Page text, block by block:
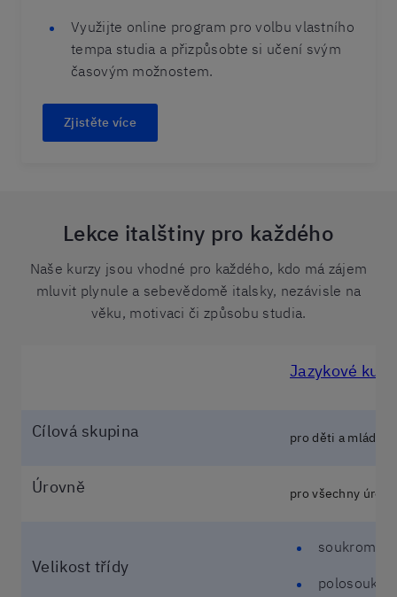
Využijte online program pro volbu vlastního
tempa studia a přizpůsobte si učení svým
časovým možnostem.
Zjistěte více
Lekce italštiny pro každého
Naše kurzy jsou vhodné pro každého, kdo má zájem
mluvit plynule a sebevědomě italsky, nezávisle na
věku, motivaci či způsobu studia.
Jazykové
Cílová skupina pro děti a mládež
Úrovně pro všechny
Velikost třídy
soukromé